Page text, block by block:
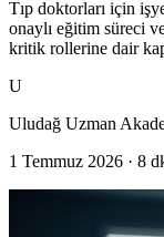
Tıp doktorları için
onaylı eğitim süreci
kritik rollerine dair
U
Uludağ Uzman
1 Temmuz 2026 · 8